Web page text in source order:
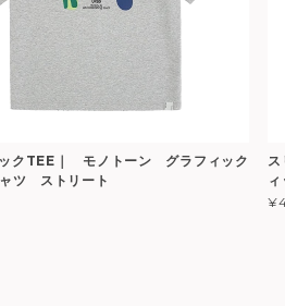
クTEE｜ モノトーン グラフィック
ツ ストリート